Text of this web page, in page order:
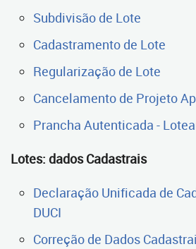
Subdivisão de Lote
Cadastramento de Lote
Regularização de Lote
Cancelamento de Projeto
Prancha Autenticada -
Lotes: dados Cadastrais
Declaração Unificada de
DUCI
Correção de Dados